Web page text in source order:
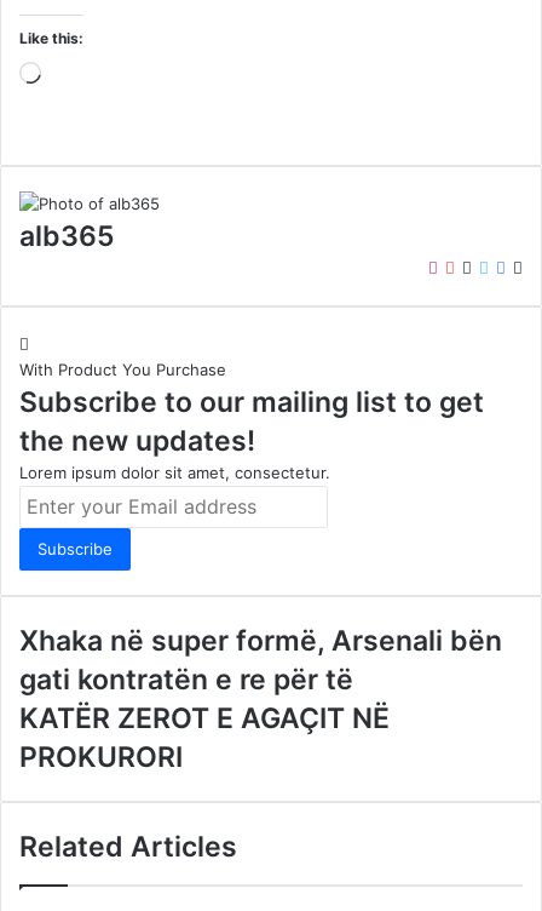
Like this:
Loading…
alb365
Twitter
LinkedIn
YouTube
Instagram
With Product You Purchase
Subscribe to our mailing list to get
the new updates!
Lorem ipsum dolor sit amet, consectetur.
Enter
your
Email
address
Xhaka në super formë, Arsenali bën
gati kontratën e re për të
KATËR ZEROT E AGAÇIT NË
PROKURORI
Related Articles